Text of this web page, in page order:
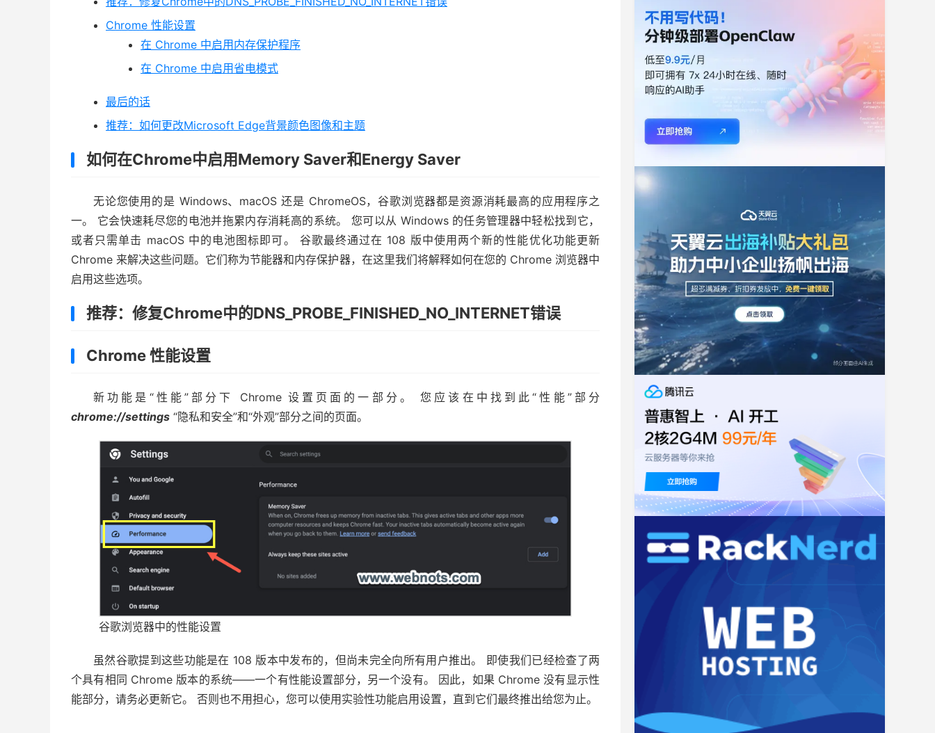
Chrome 性能设置
在 Chrome 中启用内存保护程序
在 Chrome 中启用省电模式
最后的话
推荐：如何更改Microsoft Edge背景颜色图像和主题
如何在Chrome中启用Memory Saver和Energy Saver
无论您使用的是 Windows、macOS 还是 ChromeOS，谷歌浏览器都是资源消耗最高的应用程序之
一。 它会快速耗尽您的电池并拖累内存消耗高的系统。 您可以从 Windows 的任务管理器中轻松找到它，
或者只需单击 macOS 中的电池图标即可。 谷歌最终通过在 108 版中使用两个新的性能优化功能更新
Chrome 来解决这些问题。它们称为节能器和内存保护器，在这里我们将解释如何在您的 Chrome 浏览器中
启用这些选项。
推荐：修复Chrome中的DNS_PROBE_FINISHED_NO_INTERNET错误
Chrome 性能设置
新功能是“性能”部分下 Chrome 设置页面的一部分。 您应该在中找到此“性能”部分
chrome://settings “隐私和安全”和“外观”部分之间的页面。
谷歌浏览器中的性能设置
虽然谷歌提到这些功能是在 108 版本中发布的，但尚未完全向所有用户推出。 即使我们已经检查了两
个具有相同 Chrome 版本的系统——一个有性能设置部分，另一个没有。 因此，如果 Chrome 没有显示性
能部分，请务必更新它。 否则也不用担心，您可以使用实验性功能启用设置，直到它们最终推出给您为止。